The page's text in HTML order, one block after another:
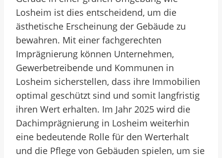
Losheim ist dies entscheidend, um die
ästhetische Erscheinung der Gebäude zu
bewahren. Mit einer fachgerechten
Imprägnierung können Unternehmen,
Gewerbetreibende und Kommunen in
Losheim sicherstellen, dass ihre Immobilien
optimal geschützt sind und somit langfristig
ihren Wert erhalten. Im Jahr 2025 wird die
Dachimprägnierung in Losheim weiterhin
eine bedeutende Rolle für den Werterhalt
und die Pflege von Gebäuden spielen, um sie